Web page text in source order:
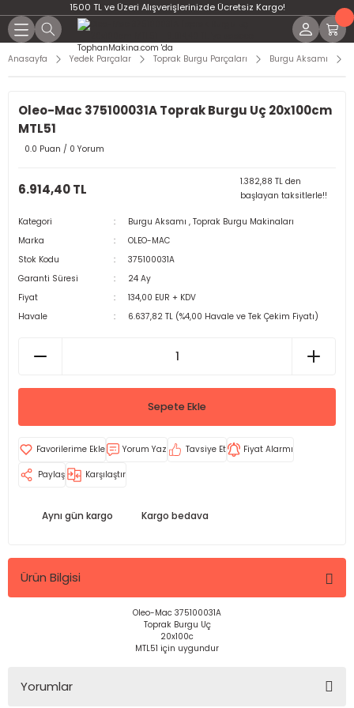
1500 TL ve Üzeri Alışverişlerinizde Ücretsiz Kargo!
Anasayfa Yedek Parçalar Toprak Burgu Parçaları Burgu Aksamı
Oleo-Mac 375100031A Toprak Burgu Uç 20x100cm
MTL51
0.0 Puan / 0 Yorum
6.914,40 TL
1.382,88 TL den
başlayan taksitlerle!!
Kategori Burgu Aksamı , Toprak Burgu Makinaları
Marka
OLEO-MAC
Stok Kodu
375100031A
Garanti Süresi
24 Ay
Fiyat
134,00 EUR + KDV
Havale
6.637,82 TL (%4,00 Havale ve Tek Çekim Fiyatı)
Sepete Ekle
Yorum Yaz Tavsiye Et Fiyat Alarmı
Paylaş Karşılaştır
Aynı gün kargo Kargo bedava
Ürün Bilgisi
Oleo-Mac 375100031A
Toprak Burgu Uç
20x100c
MTL51 için uygundur
Yorumlar